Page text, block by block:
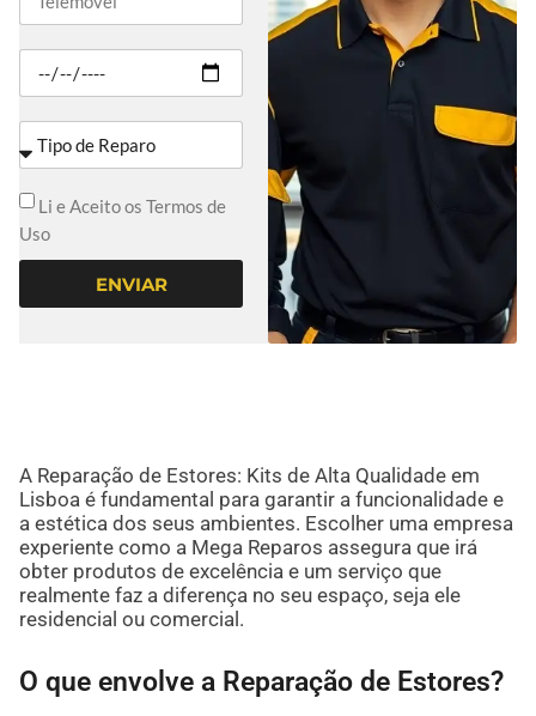
Li e Aceito os Termos de
Uso
ENVIAR
A Reparação de Estores: Kits de Alta Qualidade em
Lisboa é fundamental para garantir a funcionalidade e
a estética dos seus ambientes. Escolher uma empresa
experiente como a Mega Reparos assegura que irá
obter produtos de excelência e um serviço que
realmente faz a diferença no seu espaço, seja ele
residencial ou comercial.
O que envolve a Reparação de Estores?